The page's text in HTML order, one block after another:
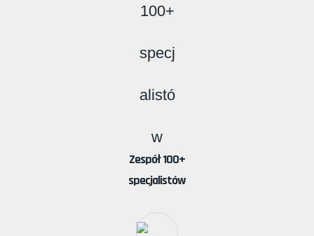
Zespół 100+
specjalistów